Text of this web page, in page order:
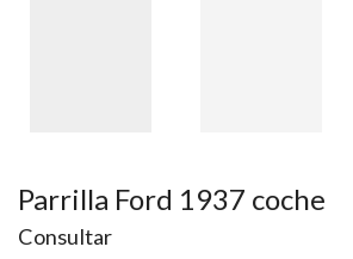
Parrilla Ford 1937 coche
Consultar